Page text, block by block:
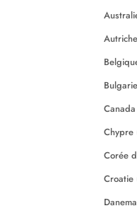
Chypre
Corée
Croatie